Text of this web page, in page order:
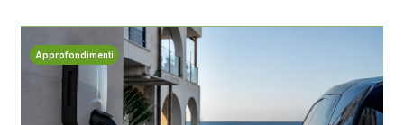
Approfondimenti